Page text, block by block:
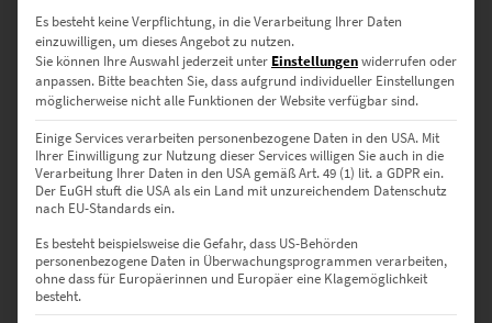
30 x 20 cm
– Ideal für kleinere Räume oder gemütliche
Arbeitszimmer.
45 x 30 cm– Perfekt für Wartezimmer oder kleine Kanzleien.
60 x 40 cm– Hervorragend für repräsentative Arztpraxen oder
moderne Büros.
75 x 50 cm – Ein Statement für anspruchsvolle Kanzleien oder
Besprechungsräume.
90 x 60 cm – Bringt Stil in größere Empfangsbereiche oder
Konferenzräume.
120 x 80 cm
Es besteht keine Verpflichtung, in die Verarbeitung Ihrer Daten
einzuwilligen, um dieses Angebot zu nutzen.
Sie können Ihre Auswahl jederzeit unter Einstellungenwiderrufen oder
anpassen. Bitte beachten Sie, dass aufgrund individueller Einstellungen
möglicherweise nicht alle Funktionen der Website verfügbar sind.
Einige Services verarbeiten personenbezogene Daten in den USA. Mit
Ihrer Einwilligung zur Nutzung dieser Services willigen Sie auch in die
Verarbeitung Ihrer Daten in den USA gemäß Art. 49 (1) lit. a GDPR ein.
Der EuGH stuft die USA als ein Land mit unzureichendem Datenschutz
nach EU-Standards ein.
Es besteht beispielsweise die Gefahr, dass US-Behörden
personenbezogene Daten in Überwachungsprogrammen verarbeiten,
ohne dass für Europäerinnen und Europäer eine Klagemöglichkeit
besteht.